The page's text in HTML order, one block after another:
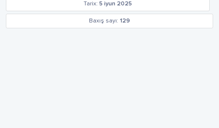
Tarix: 5 iyun 2025
Baxış sayı: 129